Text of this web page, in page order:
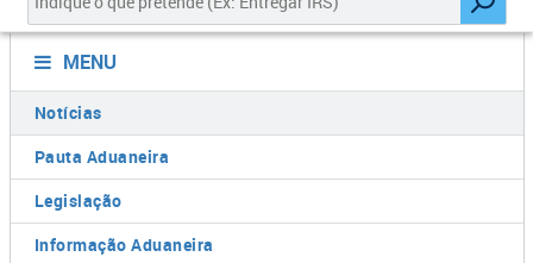
MENU
Notícias
Pauta Aduaneira
Legislação
Informação Aduaneira